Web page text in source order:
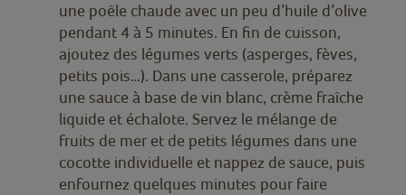
une poêle chaude avec un peu d’huile d’olive
pendant 4 à 5 minutes. En fin de cuisson,
ajoutez des légumes verts (asperges, fèves,
petits pois…). Dans une casserole, préparez
une sauce à base de vin blanc, crème fraîche
liquide et échalote. Servez le mélange de
fruits de mer et de petits légumes dans une
cocotte individuelle et nappez de sauce, puis
enfournez quelques minutes pour faire